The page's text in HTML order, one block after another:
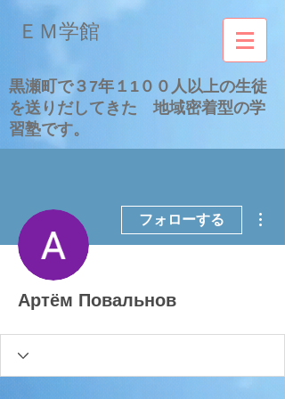
​ＥＭ学館
​黒瀬町で３7年１1００人以上の生徒
を送りだしてきた 地域密着型の学
習塾です。
フォローする
Артём Повальнов